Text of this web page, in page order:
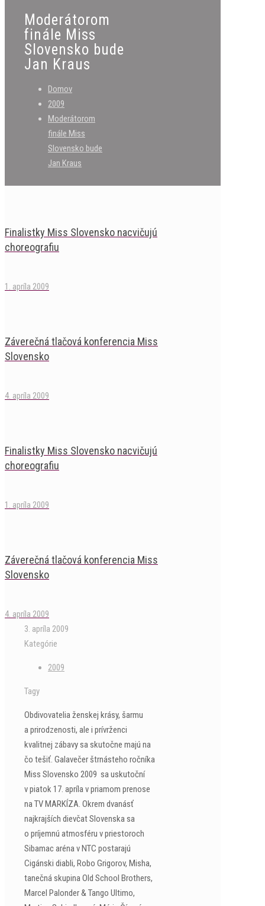
Moderátorom
finále Miss
Slovensko bude
Jan Kraus
Domov
2009
Moderátorom
finále Miss
Slovensko bude
Jan Kraus
Finalistky Miss Slovensko nacvičujú
choreografiu
1. apríla 2009
Záverečná tlačová konferencia Miss
Slovensko
4. apríla 2009
Finalistky Miss Slovensko nacvičujú
choreografiu
1. apríla 2009
Záverečná tlačová konferencia Miss
Slovensko
4. apríla 2009
3. apríla 2009
Kategórie
2009
Tagy
Obdivovatelia ženskej krásy, šarmu
a prirodzenosti, ale i prívrženci
kvalitnej zábavy sa skutočne majú na
čo tešiť. Galavečer štrnásteho ročníka
Miss Slovensko 2009 sa uskutoční
v piatok 17. apríla v priamom prenose
na TV MARKÍZA. Okrem dvanásť
najkrajších dievčat Slovenska sa
o príjemnú atmosféru v priestoroch
Sibamac aréna v NTC postarajú
Cigánski diabli, Robo Grigorov, Misha,
tanečná skupina Old School Brothers,
Marcel Palonder & Tango Ultimo,